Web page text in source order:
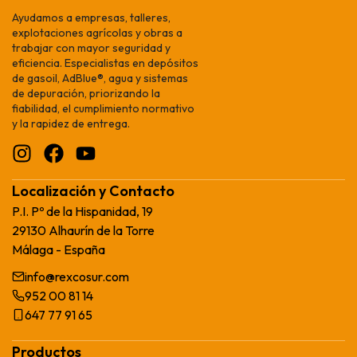
Ayudamos a empresas, talleres,
explotaciones agrícolas y obras a
trabajar con mayor seguridad y
eficiencia. Especialistas en depósitos
de gasoil, AdBlue®, agua y sistemas
de depuración, priorizando la
fiabilidad, el cumplimiento normativo
y la rapidez de entrega.
Localización y Contacto
P.I. Pº de la Hispanidad, 19
29130 Alhaurín de la Torre
Málaga - España
info@rexcosur.com
952 00 81 14
647 77 91 65
Productos